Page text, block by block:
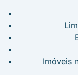
Imóveis